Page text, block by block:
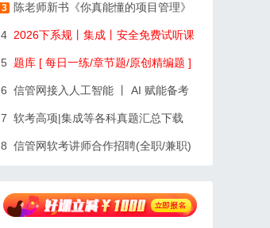
3 陈老师新书《你真能懂的项目管理》
4 2026下系规丨集成丨安全免费试听课
5 题库 [ 每日一练/章节题/原创精编题 ]
6 信管网接入人工智能 丨 AI 赋能备考
7 软考高项|集成等各科真题汇总下载
8 信管网软考讲师合作招聘(全职/兼职)